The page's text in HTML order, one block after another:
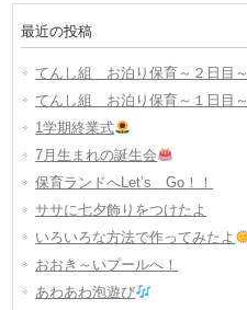
最近の投稿
てんし組 お泊り保育～２日目～
てんし組 お泊り保育～１日目～
1学期終業式
7月生まれの誕生会
保育ランドへLet’s Go！！
ササに七夕飾りをつけたよ
いろいろな方法で作ってみたよ
おおき～いプールへ！
あわあわ泡遊び